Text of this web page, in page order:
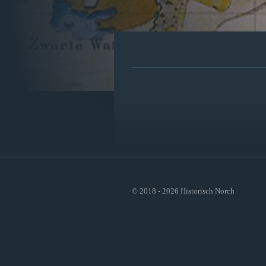
© 2018 - 2026 Historisch Norch